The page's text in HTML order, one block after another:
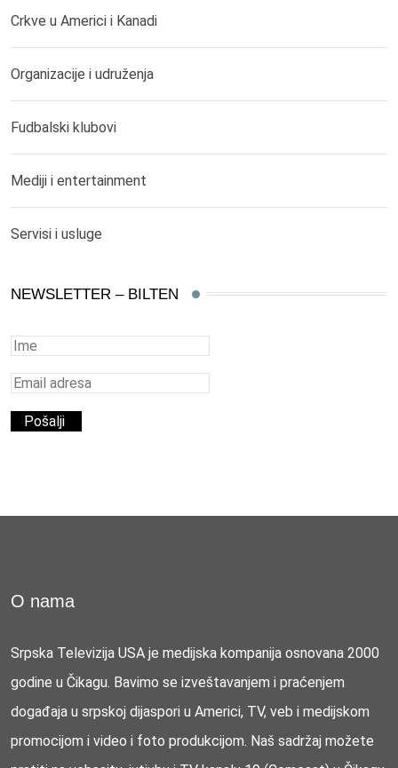
Crkve u Americi i Kanadi
Organizacije i udruženja
Fudbalski klubovi
Mediji i entertainment
Servisi i usluge
NEWSLETTER – BILTEN
O nama
Srpska Televizija USA je medijska kompanija osnovana 2000
godine u Čikagu. Bavimo se izveštavanjem i praćenjem
događaja u srpskoj dijaspori u Americi, TV, veb i medijskom
promocijom i video i foto produkcijom. Naš sadržaj možete